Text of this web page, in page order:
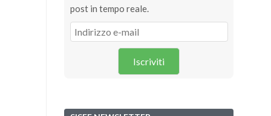
post in tempo reale.
Iscriviti